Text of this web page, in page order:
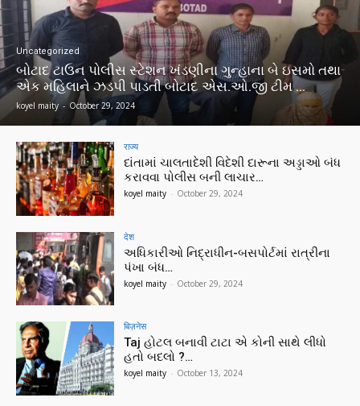
Uncategorized
બોટાદ ટાઉન પોલીસ સ્ટેશન ખંડણીના ગુન્હાના બે ઇસમો તથા
એક મહિલાને ઝડપી પાડતી બોટાદ એસ.ઓ.જી ટીમ …
koyel maity - October 29, 2024
राज्य
દાંતામાં ચાલતાદેશી વિદેશી દારૂના અડ્ડાઓ બંધ
કરાવવા પોલીસ બની લાચાર…
koyel maity - October 29, 2024
देश
અધિકારીઓ નિદ્રાધીન-બસપોર્ટમાં રાત્રીના
પંખા બંધ…
koyel maity - October 29, 2024
बिज़नेस
Taj હોટલ બનાવી ટાટા એ કોની સાથે લીધો
હતો બદલો ?…
koyel maity - October 13, 2024